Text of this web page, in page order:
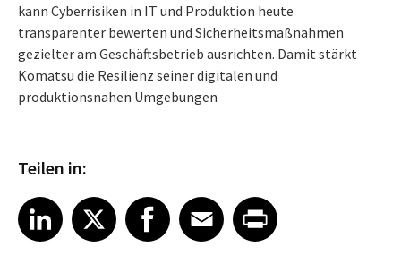
kann Cyberrisiken in IT und Produktion heute
transparenter bewerten und Sicherheitsmaßnahmen
gezielter am Geschäftsbetrieb ausrichten. Damit stärkt
Komatsu die Resilienz seiner digitalen und
produktionsnahen Umgebungen
Teilen in:
Share article on LinkedIn
LinkedIn
Share article on XShare article on Facebook
Facebook
Share article on Email
EmailShare article on Print